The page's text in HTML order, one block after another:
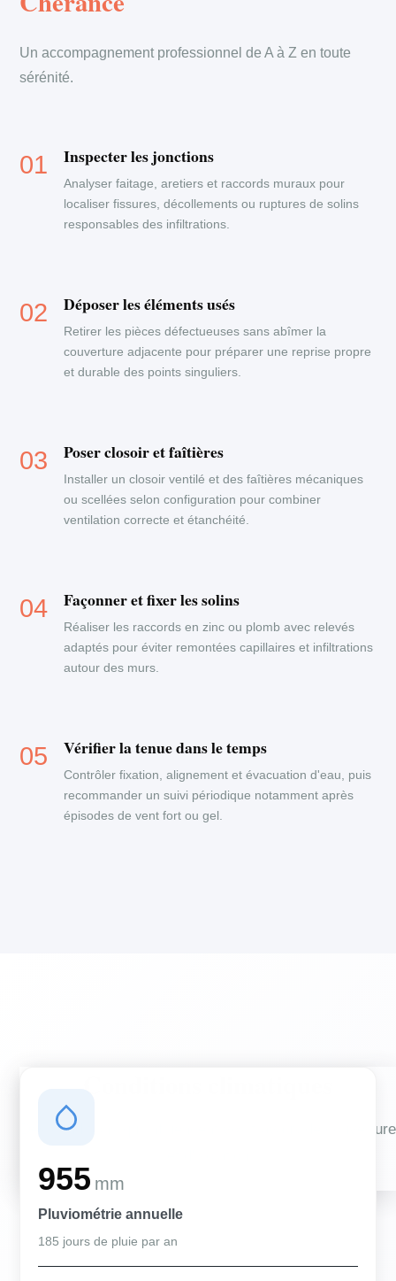
Un accompagnement professionnel de A à Z en toute
sérénité.
Inspecter les jonctions
Analyser faitage, aretiers et raccords muraux pour
localiser fissures, décollements ou ruptures de solins
responsables des infiltrations.
Déposer les éléments usés
Retirer les pièces défectueuses sans abîmer la
couverture adjacente pour préparer une reprise propre
et durable des points singuliers.
Poser closoir et faîtières
Installer un closoir ventilé et des faîtières mécaniques
ou scellées selon configuration pour combiner
ventilation correcte et étanchéité.
Façonner et fixer les solins
Réaliser les raccords en zinc ou plomb avec relevés
adaptés pour éviter remontées capillaires et infiltrations
autour des murs.
Vérifier la tenue dans le temps
Contrôler fixation, alignement et évacuation d'eau, puis
recommander un suivi périodique notamment après
épisodes de vent fort ou gel.
Des conditions qui influencent vos travaux de couverture
955 mm
Pluviométrie annuelle
185 jours de pluie par an